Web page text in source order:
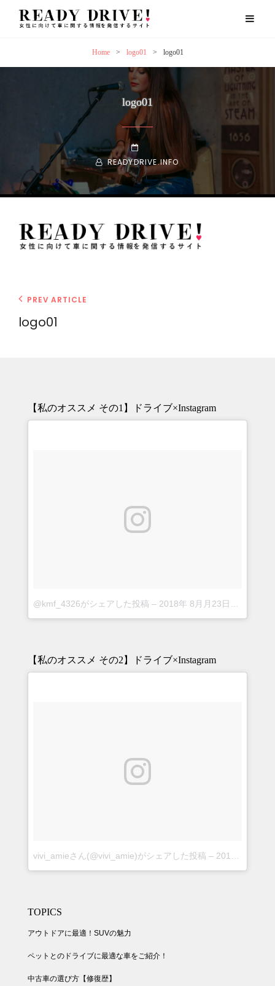
Home > logo01 > logo01
logo01
POSTED-
ON
BY
LINE
BYLINE
READYDRIVE.INFO
投
稿
ョ
Previous
Post
PREV ARTICLE
logo01
【私のオススメ その1】ドライブ×Instagram
@kmf_4326がシェアした投稿 – 2018年 8月月23日午前5時04分PDT
【私のオススメ その2】ドライブ×Instagram
vivi_amieさん(@vivi_amie)がシェアした投稿 – 2018年 8月月30日午後5時24分PDT
TOPICS
アウトドアに最適！SUVの魅力
ペットとのドライブに最適な車をご紹介！
中古車の選び方【修復歴】